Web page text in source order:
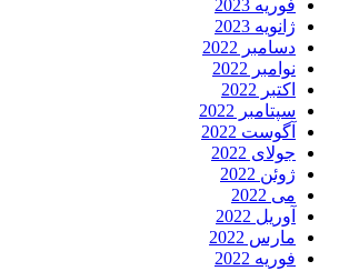
فوریه 2023
ژانویه 2023
دسامبر 2022
نوامبر 2022
اکتبر 2022
سپتامبر 2022
آگوست 2022
جولای 2022
ژوئن 2022
می 2022
آوریل 2022
مارس 2022
فوریه 2022